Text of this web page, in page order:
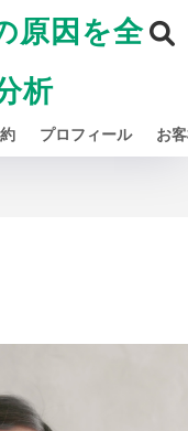
原因を全
析
プロフィール お